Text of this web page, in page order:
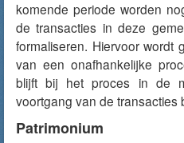
komende periode worden
de transacties in deze
formaliseren. Hiervoor wordt
van een onafhankelijke
blijft bij het proces in de
voortgang van de transacties
Patrimonium